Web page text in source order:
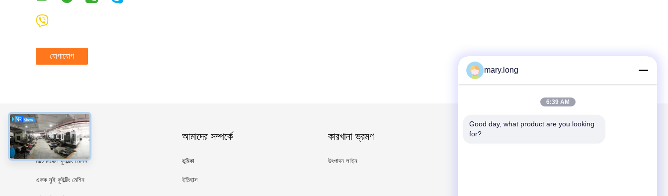
যোগাযোগ
ধরন
মাল্টি নিডেল কুইল্টিং মেশিন
একক সুই কুইল্টিং মেশিন
আমাদের সম্পর্কে
ভূমিকা
ইতিহাস
কারখানা ভ্রমণ
উৎপাদন লাইন
আমাদের মেইল ​​করুন
mary.long
6:39 AM
Good day, what product are you looking
for?